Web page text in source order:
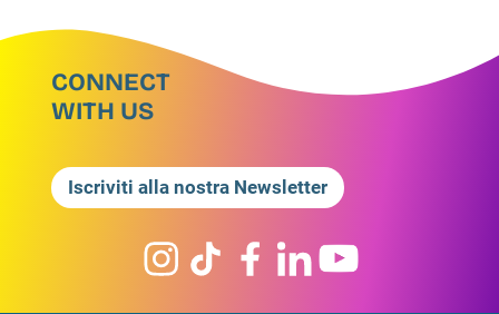
CONNECT
WITH US
Iscriviti alla nostra Newsletter